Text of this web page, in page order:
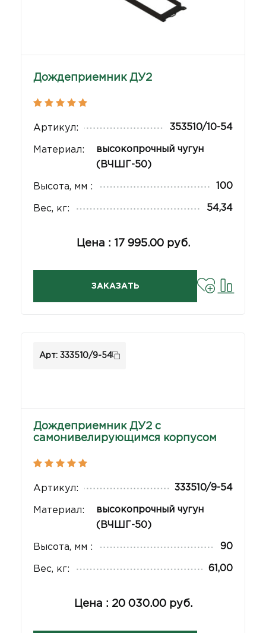
Дождеприемник ДУ2
Артикул: 353510/10-54
Материал:
высокопрочный чугун
(ВЧШГ-50)
Высота, мм : 100
Вес, кг: 54,34
Цена : 17 995.00 руб.
ЗАКАЗАТЬ
Арт: 333510/9-54
Дождеприемник ДУ2 с
самонивелирующимся корпусом
Артикул: 333510/9-54
Материал:
высокопрочный чугун
(ВЧШГ-50)
Высота, мм : 90
Вес, кг: 61,00
Цена : 20 030.00 руб.